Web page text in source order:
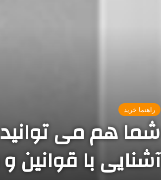
راهنما خرید
شما هم می
آشنایی با قوانین